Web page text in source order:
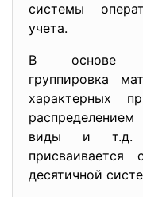
системы
учета.
В основе
группировка
характерных
виды и т.д.
присваивается
десятичной